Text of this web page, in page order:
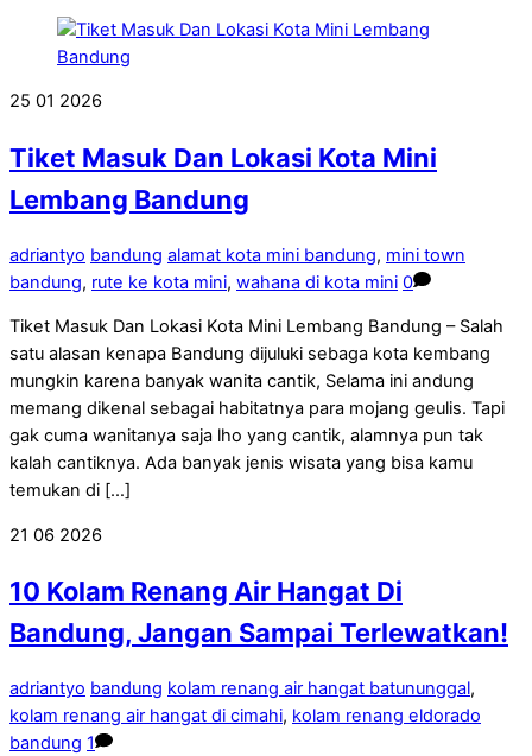
25 01 2026
Tiket Masuk Dan Lokasi Kota Mini
Lembang Bandung
adriantyo bandung alamat kota mini bandung, mini town
bandung, rute ke kota mini, wahana di kota mini 0
Tiket Masuk Dan Lokasi Kota Mini Lembang Bandung – Salah
satu alasan kenapa Bandung dijuluki sebaga kota kembang
mungkin karena banyak wanita cantik, Selama ini andung
memang dikenal sebagai habitatnya para mojang geulis. Tapi
gak cuma wanitanya saja lho yang cantik, alamnya pun tak
kalah cantiknya. Ada banyak jenis wisata yang bisa kamu
temukan di […]
21 06 2026
10 Kolam Renang Air Hangat Di
Bandung, Jangan Sampai Terlewatkan!
adriantyo bandung kolam renang air hangat batununggal,
kolam renang air hangat di cimahi, kolam renang eldorado
bandung 1